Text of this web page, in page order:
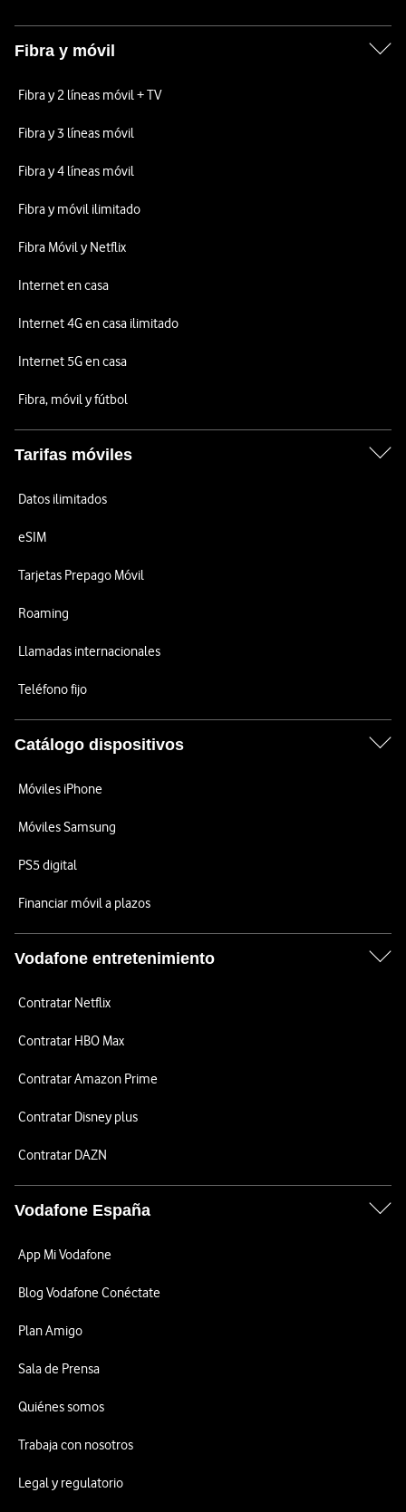
Fibra y móvil
Fibra y 2 líneas móvil + TV
Fibra y 3 líneas móvil
Fibra y 4 líneas móvil
Fibra y móvil ilimitado
Fibra Móvil y Netflix
Internet en casa
Internet 4G en casa ilimitado
Internet 5G en casa
Fibra, móvil y fútbol
Tarifas móviles
Datos ilimitados
eSIM
Tarjetas Prepago Móvil
Roaming
Llamadas internacionales
Teléfono fijo
Catálogo dispositivos
Móviles iPhone
Móviles Samsung
PS5 digital
Financiar móvil a plazos
Vodafone entretenimiento
Contratar Netflix
Contratar HBO Max
Contratar Amazon Prime
Contratar Disney plus
Contratar DAZN
Vodafone España
App Mi Vodafone
Blog Vodafone Conéctate
Plan Amigo
Sala de Prensa
Quiénes somos
Trabaja con nosotros
Legal y regulatorio